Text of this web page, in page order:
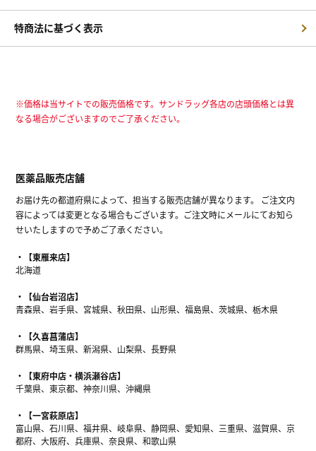
特商法に基づく表示
※価格は当サイトでの販売価格です。サンドラッグ各店の店頭価格とは異
なる場合がございますのでご了承ください。
医薬品販売店舗
お届け先の都道府県によって、担当する販売店舗が異なります。 ご注文内
容によっては変更となる場合もございます。ご注文時にメールにてお知ら
せいたしますので予めご了承ください。
【東雁来店】
北海道
【仙台岩沼店】
青森県、岩手県、宮城県、秋田県、山形県、福島県、茨城県、栃木県
【久喜菖蒲店】
群馬県、埼玉県、新潟県、山梨県、長野県
【東府中店・横浜瀬谷店】
千葉県、東京都、神奈川県、沖縄県
【一宮萩原店】
富山県、石川県、福井県、岐阜県、静岡県、愛知県、三重県、滋賀県、京
都府、大阪府、兵庫県、奈良県、和歌山県